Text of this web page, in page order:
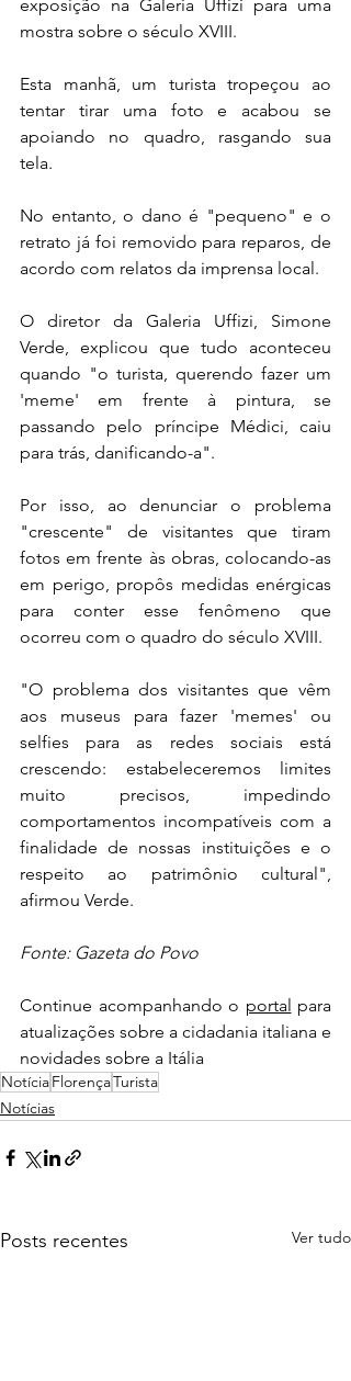
exposição na Galeria Uffizi para uma
mostra sobre o século XVIII.
Esta manhã, um turista tropeçou ao
tentar tirar uma foto e acabou se
apoiando no quadro, rasgando sua
tela.
No entanto, o dano é "pequeno" e o
retrato já foi removido para reparos, de
acordo com relatos da imprensa local.
O diretor da Galeria Uffizi, Simone
Verde, explicou que tudo aconteceu
quando "o turista, querendo fazer um
'meme' em frente à pintura, se
passando pelo príncipe Médici, caiu
para trás, danificando-a".
Por isso, ao denunciar o problema
"crescente" de visitantes que tiram
fotos em frente às obras, colocando-as
em perigo, propôs medidas enérgicas
para conter esse fenômeno que
ocorreu com o quadro do século XVIII.
"O problema dos visitantes que vêm
aos museus para fazer 'memes' ou
selfies para as redes sociais está
crescendo: estabeleceremos limites
muito precisos, impedindo
comportamentos incompatíveis com a
finalidade de nossas instituições e o
respeito ao patrimônio cultural",
afirmou Verde.
Fonte: Gazeta do Povo
Continue acompanhando o portal para
atualizações sobre a cidadania italiana e
novidades sobre a Itália
NotíciaFlorençaTurista
Notícias
Posts recentes Ver tudo